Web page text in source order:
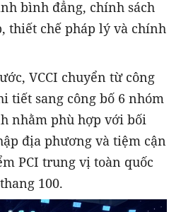
bình đẳng, chính sách
thiết chế pháp lý và chính
VCCI chuyển từ công
tiết sang công bố 6 nhóm
nhằm phù hợp với bối
địa phương và tiệm cận
PCI trung vị toàn quốc
100.